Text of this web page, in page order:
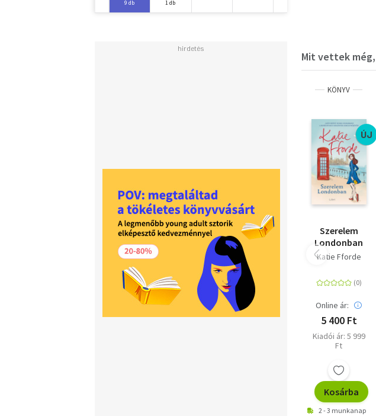
9 db
1 db
Mit vettek
KÖNYV
ÚJ
Szerelem
Londonban
Katie Fforde
Online ár:
5 400 Ft
Kiadói ár: 5 999
Ft
Kosárba
2 - 3 munkanap